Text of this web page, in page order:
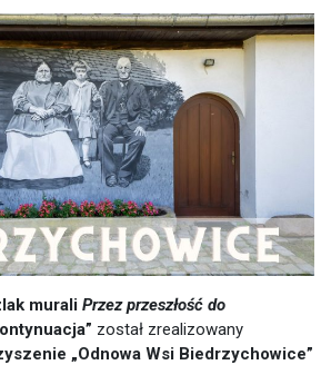
murali Przez przeszłość do
został zrealizowany
„Odnowa Wsi Biedrzychowice”